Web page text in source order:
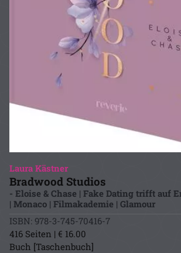
Laura Kästner
Bradwood Studios
- Eloise & Chase | Fake Dating trifft auf
| Monaco | Filmakademie | Glamour
ISBN: 978-3-745-70416-7
416 Seiten | € 16.00
Buch [Taschenbuch]